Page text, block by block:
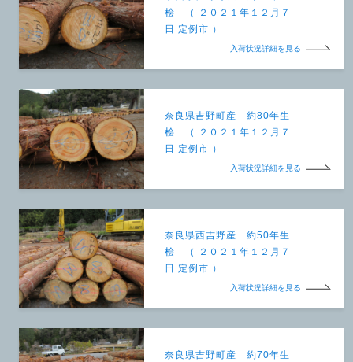
桧 （ ２０２１年１２月７
日 定例市 ）
入荷状況詳細を見る
奈良県吉野町産 約80年生
桧 （ ２０２１年１２月７
日 定例市 ）
入荷状況詳細を見る
奈良県西吉野産 約50年生
桧 （ ２０２１年１２月７
日 定例市 ）
入荷状況詳細を見る
奈良県吉野町産 約70年生